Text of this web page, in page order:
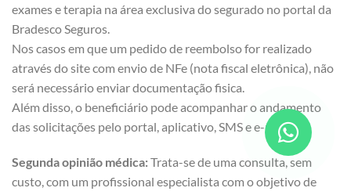
exames e terapia na área exclusiva do segurado no portal da
Bradesco Seguros.
Nos casos em que um pedido de reembolso for realizado
através do site com envio de NFe (nota fiscal eletrônica), não
será necessário enviar documentação fisica.
Além disso, o beneficiário pode acompanhar o andamento
das solicitações pelo portal, aplicativo, SMS e e-mail.
Segunda opinião médica:Trata-se de uma consulta, sem
custo, com um profissional especialista com o objetivo de